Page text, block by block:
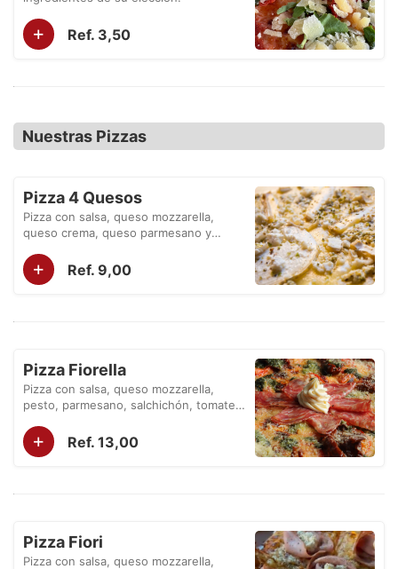
+ Ref. 3,50
Nuestras Pizzas
Pizza 4 Quesos
Pizza con salsa, queso mozzarella,
queso crema, queso parmesano y
+ Ref. 9,00
Pizza Fiorella
Pizza con salsa, queso mozzarella,
pesto, parmesano, salchichón, tomates
+ Ref. 13,00
Pizza Fiori
Pizza con salsa, queso mozzarella,